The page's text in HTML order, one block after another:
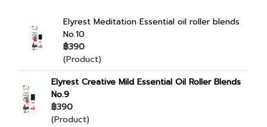
Elyrest Meditation Essential oil roller blends
No.10
฿390
(Product)
Elyrest Creative Mild Essential Oil Roller Blends
No.9
฿390
(Product)